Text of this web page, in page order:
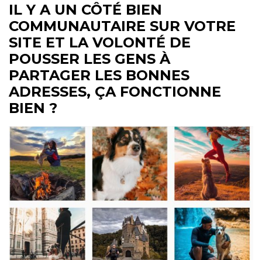
IL Y A UN CÔTÉ BIEN
COMMUNAUTAIRE SUR VOTRE
SITE ET LA VOLONTÉ DE
POUSSER LES GENS À
PARTAGER LES BONNES
ADRESSES, ÇA FONCTIONNE
BIEN ?